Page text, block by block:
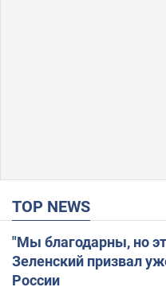
TOP NEWS
"Мы благодарны, но
Зеленский призвал
России